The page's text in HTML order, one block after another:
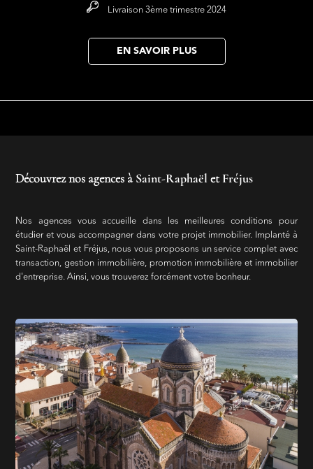
Livraison 3ème trimestre 2024
EN SAVOIR PLUS
Découvrez nos agences àSaint-Raphaël etFréjus
Nos agences vous accueille dans les meilleures conditions pour
étudier et vous accompagner dans votre projet immobilier. Implanté à
Saint-Raphaël et Fréjus, nous vous proposons un service complet avec
transaction, gestion immobilière, promotion immobilière et immobilier
d'entreprise. Ainsi, vous trouverez forcément votre bonheur.